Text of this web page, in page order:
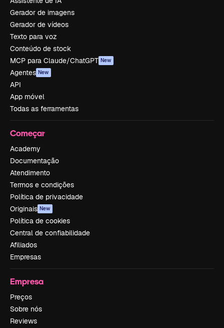
Gerador de imagens
Gerador de vídeos
Texto para voz
Conteúdo de stock
MCP para Claude/ChatGPT New
Agentes New
API
App móvel
Todas as ferramentas
Começar
Academy
Documentação
Atendimento
Termos e condições
Política de privacidade
Originais New
Política de cookies
Central de confiabilidade
Afiliados
Empresas
Empresa
Preços
Sobre nós
Reviews